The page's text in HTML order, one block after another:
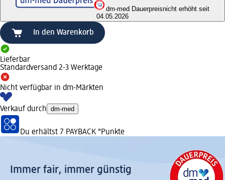
dm-med Dauerpreisnicht erhöht seit
04.05.2026
In den Warenkorb
Lieferbar
Standardversand 2-3 Werktage
Nicht verfügbar in dm-Märkten
Verkauf durch dm-med
Du erhältst 7 PAYBACK °Punkte
Immer fair,­ immer günstig